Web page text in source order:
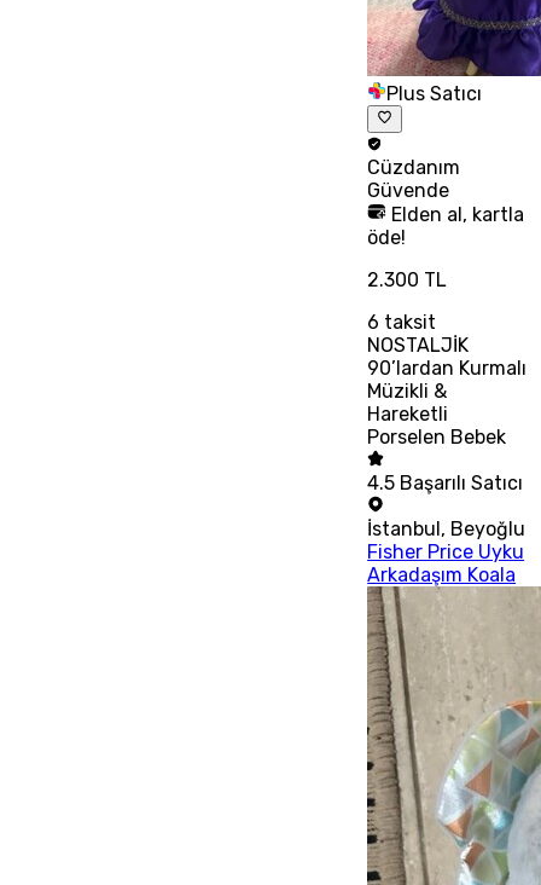
Plus Satıcı
Cüzdanım
Güvende
Elden al, kartla
öde!
2.300 TL
6 taksit
NOSTALJİK
90’lardan Kurmalı
Müzikli &
Hareketli
Porselen Bebek
4.5 Başarılı Satıcı
İstanbul, Beyoğlu
Fisher Price Uyku
Arkadaşım Koala